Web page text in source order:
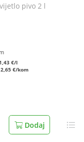
pivo 2 l
€/l
2,65 €/kom
Dodaj